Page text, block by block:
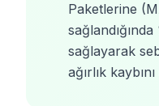
Paketlerine
sağlayarak
ağırlık